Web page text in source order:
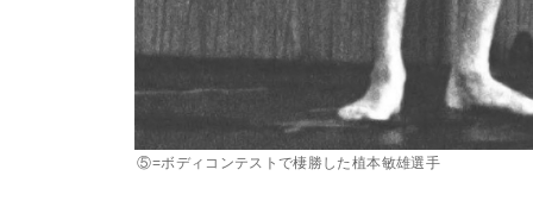
⑤=ボディコンテストで棲勝した植本敏雄選手